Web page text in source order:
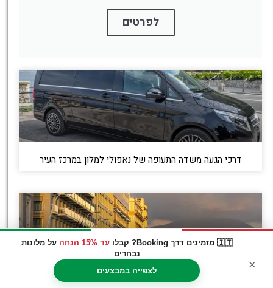
🇮🇹 מזמינים דרך Booking? קבלו עד 15% הנחה
על מלונות
נבחרים
לצפייה במבצעים
×
לפרטים
דרכי הגעה משדה התעופה של נאפולי למלון במרכז העיר
איך אומרים את זה בנאפוליטנית? מילים בסיסיות שיעזרו